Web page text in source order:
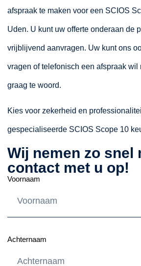
afspraak te maken voor een SCIOS
Uden. U kunt uw offerte onderaan de
vrijblijvend aanvragen. Uw kunt ons
vragen of telefonisch een afspraak wil
graag te woord.
Kies voor zekerheid en
gespecialiseerde SCIOS Scope 10
Wij nemen zo snel
contact met u op!
Voornaam
Achternaam